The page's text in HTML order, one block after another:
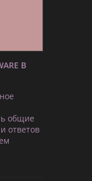
В
общие
ответов